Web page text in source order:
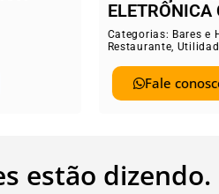
Categorias:Bares
Restaurante,
Fale
estão dizendo.